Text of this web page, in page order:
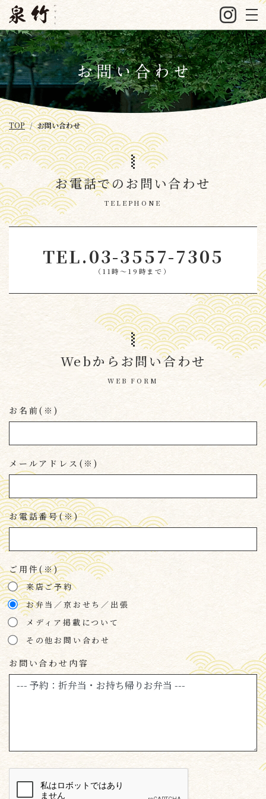
TOP お問い合わせ
お電話でのお問い合わせ
TELEPHONE
TEL.03-3557-7305
（11時～19時まで）
Webからお問い合わせ
WEB FORM
お名前(※)
メールアドレス(※)
お電話番号(※)
ご用件(※)
来店ご予約
お弁当／京おせち／出張
メディア掲載について
その他お問い合わせ
お問い合わせ内容